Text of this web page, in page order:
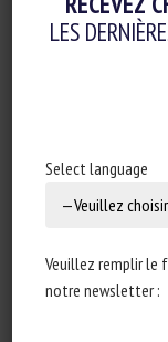
AGE,
LES
Select language
Veuillez remplir le
notre newsletter :